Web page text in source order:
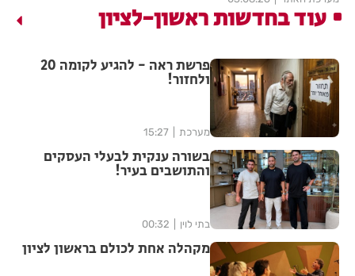
עוד בחדשות ראשון-לציון
פרשת ראה - להגיע לקומה 20
ולחזור!
מערכת 15:27
בשורה ענקית לבעלי העסקים
והתושבים בעיר!
בתי לוין 00:32
מקהלה אחת לכולם בראשון לציון